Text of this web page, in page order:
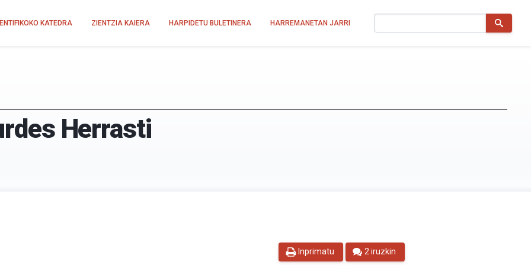
KATEDRA ZIENTZIA KAIERA HARPIDETU BULETINERA HARREMANETAN JARRI
Herrasti
Inprimatu 2 iruzkin